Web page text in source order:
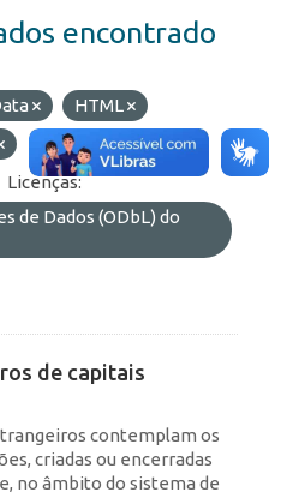
encontrado
HTML
Licenças:
de Dados (ODbL) do
de capitais
contemplam os
criadas ou encerradas
no âmbito do sistema de